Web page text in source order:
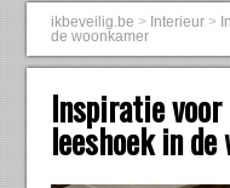
ikbeveilig.be > Interieur >
de woonkamer
Inspiratie
leeshoek in de